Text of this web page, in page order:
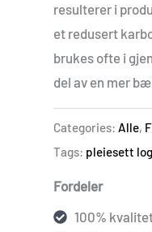
resulterer i
et redusert
brukes ofte i
del av en mer
Categories: Alle,
Tags: pleiesett
Fordeler
100%